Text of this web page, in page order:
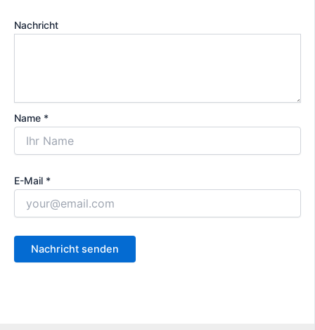
Nachricht
Name *
E-Mail *